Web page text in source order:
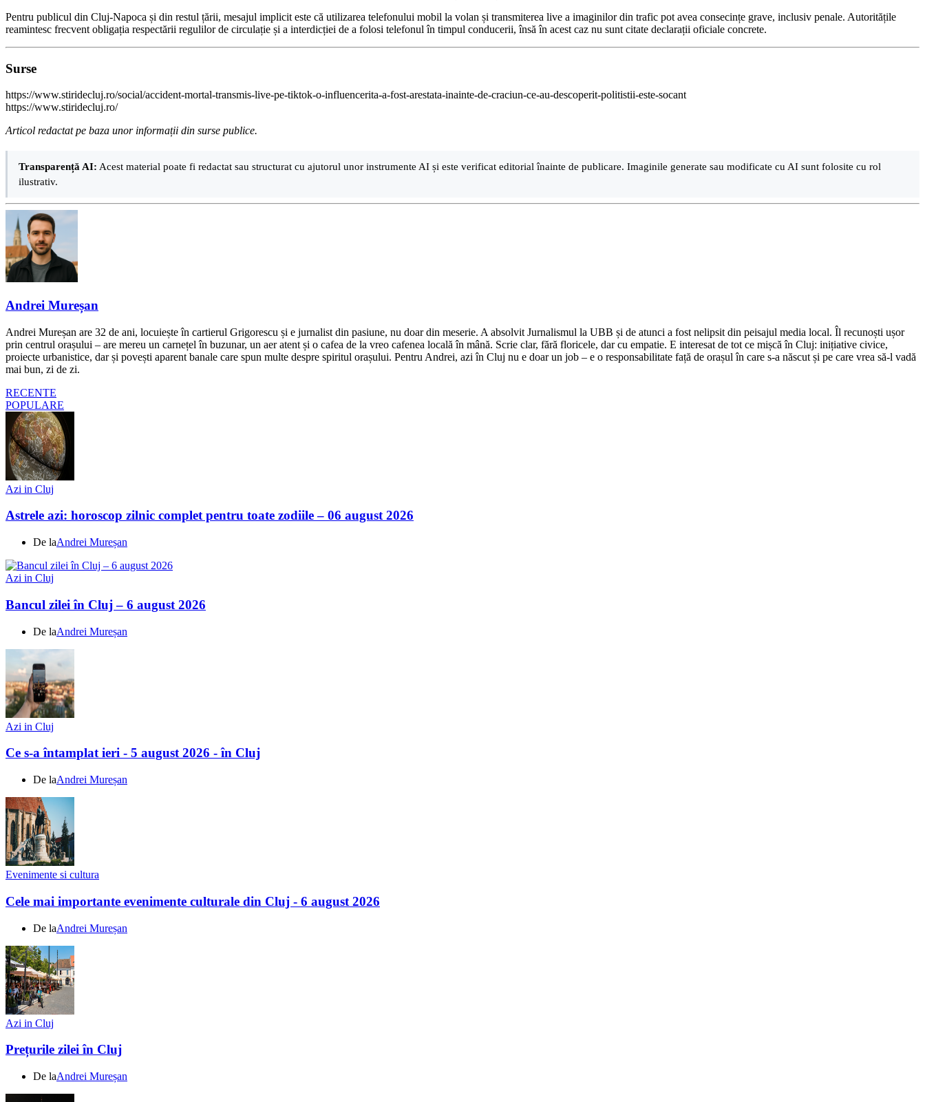
Pentru publicul din Cluj-Napoca și din restul țării, mesajul implicit este că utilizarea telefonului mobil la volan și transmiterea live a imaginilor din trafic pot avea consecințe grave, inclusiv penale. Autoritățile
reamintesc frecvent obligația respectării regulilor de circulație și a interdicției de a folosi telefonul în timpul conducerii, însă în acest caz nu sunt citate declarații oficiale concrete.
Surse
https://www.stiridecluj.ro/social/accident-mortal-transmis-live-pe-tiktok-o-influencerita-a-fost-arestata-inainte-de-craciun-ce-au-descoperit-politistii-este-socant
https://www.stiridecluj.ro/
Articol redactat pe baza unor informații din surse publice.
Transparență AI: Acest material poate fi redactat sau structurat cu ajutorul unor instrumente AI și este verificat editorial înainte de publicare. Imaginile generate sau modificate cu AI sunt folosite cu rol
ilustrativ.
Andrei Mureșan
Andrei Mureșan are 32 de ani, locuiește în cartierul Grigorescu și e jurnalist din pasiune, nu doar din meserie. A absolvit Jurnalismul la UBB și de atunci a fost nelipsit din peisajul media local. Îl recunoști ușor
prin centrul orașului – are mereu un carnețel în buzunar, un aer atent și o cafea de la vreo cafenea locală în mână. Scrie clar, fără floricele, dar cu empatie. E interesat de tot ce mișcă în Cluj: inițiative civice,
proiecte urbanistice, dar și povești aparent banale care spun multe despre spiritul orașului. Pentru Andrei, azi în Cluj nu e doar un job – e o responsabilitate față de orașul în care s-a născut și pe care vrea să-l vadă
mai bun, zi de zi.
RECENTE
POPULARE
Azi in Cluj
Astrele azi: horoscop zilnic complet pentru toate zodiile – 06 august 2026
De laAndrei Mureșan
Azi in Cluj
Bancul zilei în Cluj – 6 august 2026
De laAndrei Mureșan
Azi in Cluj
Ce s-a întamplat ieri - 5 august 2026 - în Cluj
De laAndrei Mureșan
Evenimente si cultura
Cele mai importante evenimente culturale din Cluj - 6 august 2026
De laAndrei Mureșan
Azi in Cluj
Prețurile zilei în Cluj
De laAndrei Mureșan